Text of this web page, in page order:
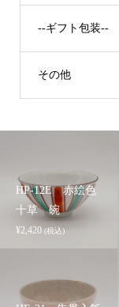
--ギフト包装--
その他
HP-12E 赤絵色
十草 碗
¥2,420 (税込)